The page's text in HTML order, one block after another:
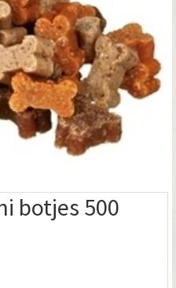
botjes 500